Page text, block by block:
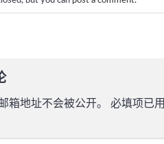
箱地址不会被公开。 必填项已用